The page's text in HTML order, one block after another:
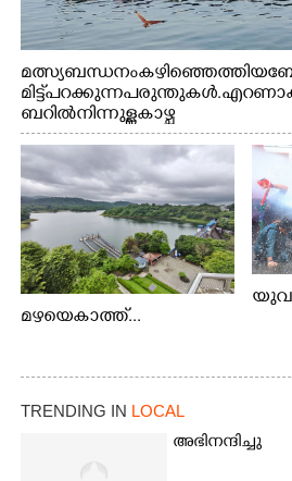
മത്സ്യബന്ധനം കഴിഞ്ഞെത്തിയ
മിട്ട് പറക്കുന്ന പരുന്തുകൾ.
ബറിൽ നിന്നുള്ള കാഴ്ച
മഴയെകാത്ത്...
TRENDING IN LOCAL
അഭിനന്ദിച്ചു